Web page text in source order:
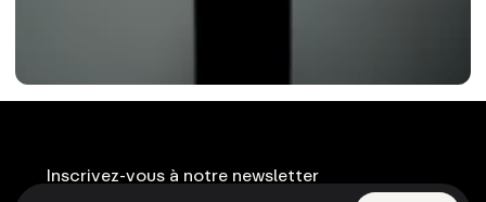
Inscrivez-vous à notre newsletter